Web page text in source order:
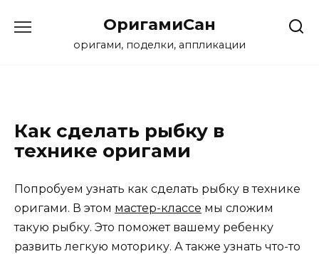
содержанию
ОригамиСан
оригами, поделки, аппликации
Как сделать рыбку в
технике оригами
Попробуем узнать как сделать рыбку в технике
оригами. В этом мастер-классе мы сложим
такую рыбку. Это поможет вашему ребенку
развить легкую моторику. А также узнать что-то